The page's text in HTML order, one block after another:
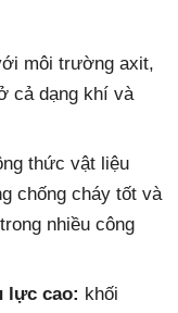
môi trường axit,
cả dạng khí và
thức vật liệu
chống cháy tốt và
nhiều công
lực cao: khối